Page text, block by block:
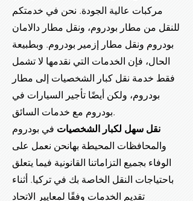
مركبات عالية الجودة. نحن في خدمتكم
للنقل من مطار بودروم، ونقل مطار دالامان
بودروم ونقل مطار إزمير بودروم. وبطبيعة
الحال، فإن الخدمات التي نقدمها لا تشمل
فقط خدمة نقل كبار الشخصيات إلى مطار
بودروم، ولكن أيضًا تأجير السيارات في
بودروم مع خدمات السائق.
نقل سهل لكبار الشخصيات في بودروم
والمحافظات المحيطة بهانحن نعمل على
الوفاء بجميع التزاماتنا القانونية فيما يتعلق
باحتياجات النقل الخاصة بك في تركيا. أثناء
تقديم الخدمات وفقًا لمعايير الاتحاد